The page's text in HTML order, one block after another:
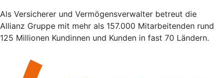
Als Versicherer und Vermögensverwalter betreut die
Allianz Gruppe mit mehr als 157.000 Mitarbeitenden rund
125 Millionen Kundinnen und Kunden in fast 70 Ländern.